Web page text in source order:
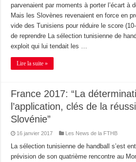
parvenaient par moments à porter l’écart à
Mais les Slovènes revenaient en force en
vide des Tunisiens pour réduire le score
de reprendre La sélection tunisienne de
exploit qui lui tendait les …
Lire la suite »
France 2017: “La
l’application, clés de la
Slovénie”
16 janvier 2017 Les News de la FTHB
La sélection tunisienne de handball s’est
prévision de son quatrième rencontre au